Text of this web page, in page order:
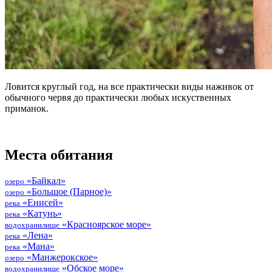
Ловится круглый год, на все практически виды наживок от
обычного червя до практически любых искуственных
приманок.
Места обитания
озеро «Байкал»
озеро «Большое (Парное)»
река «Енисей»
река «Катунь»
водохранилище «Красноярское море»
река «Лена»
река «Мана»
озеро «Манжерокское»
водохранилище «Обское море»